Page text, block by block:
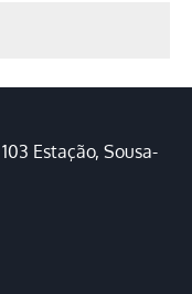
Estação, Sousa-